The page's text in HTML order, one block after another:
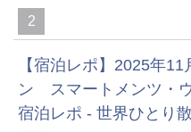
2
【宿泊レポ】2025年
ン スマートメンツ・
宿泊レポ - 世界ひとり